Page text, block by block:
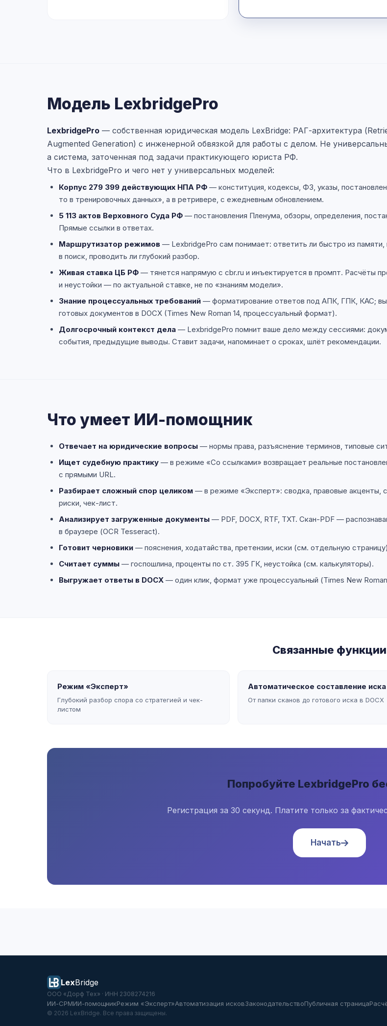
Модель LexbridgePro
LexbridgePro — собственная юридическая модель LexBridge: РАГ-архитектура
Augmented Generation) с инженерной обвязкой для работы с делом. Не
а система, заточенная под задачи практикующего юриста РФ.
Что в LexbridgePro и чего нет у универсальных моделей:
Корпус 279 399 действующих НПА РФ — конституция, кодексы, ФЗ, указы,
то в тренировочных данных», а в ретривере, с ежедневным обновлением.
5 113 актов Верховного Суда РФ — постановления Пленума, обзоры, определения,
Прямые ссылки в ответах.
Маршрутизатор режимов — LexbridgePro сам понимает: ответить ли быстро из памяти,
в поиск, проводить ли глубокий разбор.
Живая ставка ЦБ РФ — тянется напрямую с cbr.ru и инъектируется в промпт. Расчёты
и неустойки — по актуальной ставке, не по «знаниям модели».
Знание процессуальных требований — форматирование ответов под АПК, ГПК, КАС;
готовых документов в DOCX (Times New Roman 14, процессуальный формат).
Долгосрочный контекст дела — LexbridgePro помнит ваше дело между сессиями:
события, предыдущие выводы. Ставит задачи, напоминает о сроках, шлёт рекомендации.
Что умеет ИИ-помощник
Отвечает на юридические вопросы — нормы права, разъяснение терминов, типовые
Ищет судебную практику — в режиме «Со ссылками» возвращает реальные
с прямыми URL.
Разбирает сложный спор целиком — в режиме «Эксперт»: сводка, правовые акценты,
риски, чек-лист.
Анализирует загруженные документы — PDF, DOCX, RTF, TXT. Скан-PDF —
в браузере (OCR Tesseract).
Готовит черновики — пояснения, ходатайства, претензии, иски (см. отдельную страницу
Считает суммы — госпошлина, проценты по ст. 395 ГК, неустойка (см. калькуляторы).
Выгружает ответы в DOCX — один клик, формат уже процессуальный (Times New
Связанные функции
Режим «Эксперт»
Глубокий разбор спора со стратегией и чек-
листом
Автоматическое составление иска
От папки сканов до готового иска в DOCX
Попробуйте LexbridgePro
Регистрация за 30 секунд. Платите только за
Начать
LexBridge
ООО «Дорф Тех» · ИНН 2308274216
ИИ-СРМИИ-помощникРежим «Эксперт»Автоматизация исковЗаконодательствоПубличная страница
© 2026 LexBridge. Все права защищены.